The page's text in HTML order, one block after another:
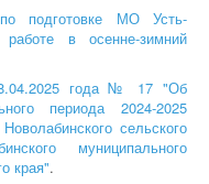
подготовке МО Усть-
в осенне-зимний
года № 17 "Об
периода 2024-2025
сельского
муниципального
края".